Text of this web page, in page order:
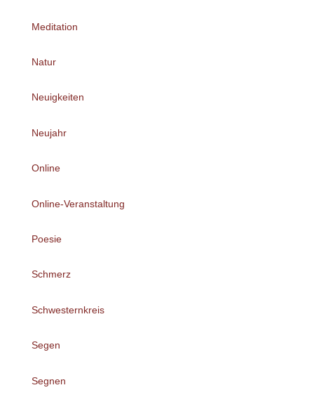
Meditation
Natur
Neuigkeiten
Neujahr
Online
Online-Veranstaltung
Poesie
Schmerz
Schwesternkreis
Segen
Segnen